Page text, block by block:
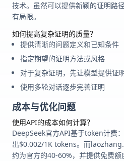
技术。虽然可以提供新颖的证明路
有局限。
如何提高复杂证明的质量？
提供清晰的问题定义和已知条件
指定期望的证明方法或风格
对于复杂证明，先让模型提供证
使用多轮对话逐步完善证明
成本与优化问题
使用API的成本如何计算？
DeepSeek官方API基于token计费
出$0.002/1K tokens。而
约为官方的40-60%，并提供免费额